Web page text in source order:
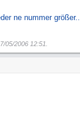
ne nummer
05/2006 12:51